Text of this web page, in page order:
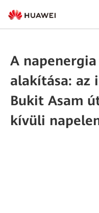
A
alakítása: az
Bukit Asam
kívüli